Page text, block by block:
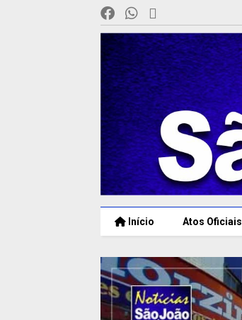
Início Atos Oficiais